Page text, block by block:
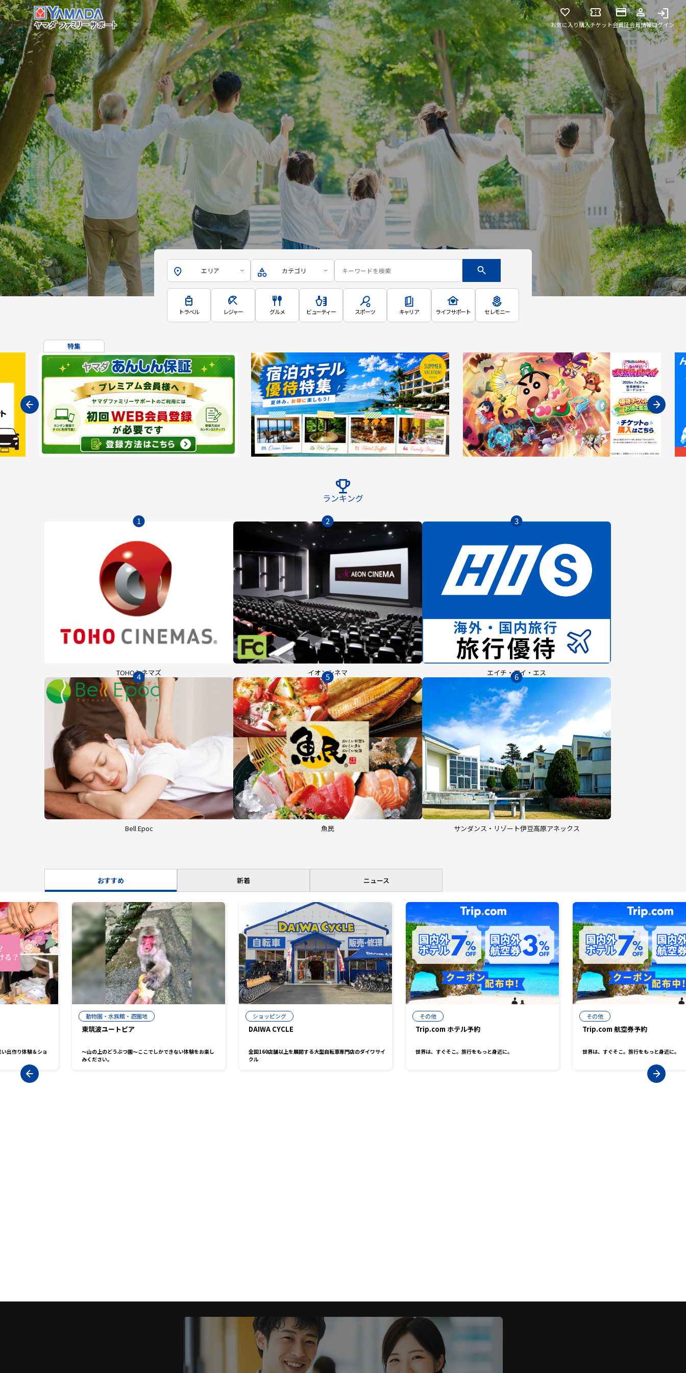
お気に入り購入チケット会員証会員情報ログイン
エリア カテゴリ
トラベル レジャー グルメ ビューティー スポーツ キャリア ライフサポート セレモニー
特集
ランキング
1
TOHOシネマズ
2
イオンシネマ
3
エイチ・アイ・エス
4
Bell Epoc
5
魚民
6
サンダンス・リゾート伊豆高原アネックス
おすすめ 新着 ニュース
出作り体験＆ショ
動物園・水族館・遊園地
東筑波ユートピア
～山の上のどうぶつ園～ここでしかできない体験をお楽し
みください。
ショッピング
DAIWA CYCLE
全国160店舗以上を展開する大型自転車専門店のダイワサイ
クル
その他
Trip.com ホテル予約
世界は、すぐそこ。旅行をもっと身近に。
その他
Trip.com 航空券予約
世界は、すぐそこ。旅行をもっと身近に。